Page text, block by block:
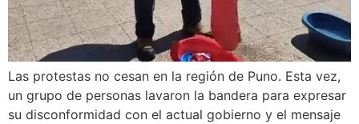
Las protestas no cesan en la región de Puno. Esta vez,
un grupo de personas lavaron la bandera para expresar
su disconformidad con el actual gobierno y el mensaje